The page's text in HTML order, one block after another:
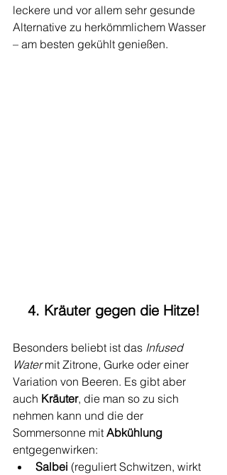
leckere und vor allem sehr gesunde
Alternative zu herkömmlichem Wasser
– am besten gekühlt genießen.
4. Kräuter gegen die Hitze!
Besonders beliebt ist das Infused
Water mit Zitrone, Gurke oder einer
Variation von Beeren. Es gibt aber
auch Kräuter, die man so zu sich
nehmen kann und die der
Sommersonne mit Abkühlung
entgegenwirken:
Salbei (reguliert Schwitzen, wirkt